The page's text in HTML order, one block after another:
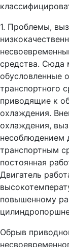
1. Проблемы,
средства. Сюда
обусловленные
транспортного
приводящие к
охлаждения.
охлаждения,
несоблюдением
транспортным
постоянная
Двигатель
повышенному
Обрыв